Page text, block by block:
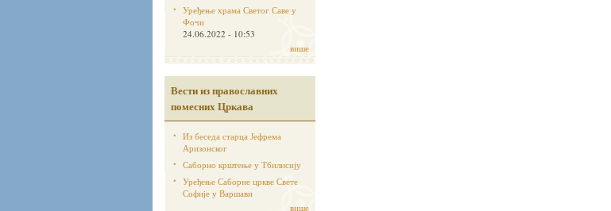
Уређење храма Светог Саве у
Фочи
24.06.2022 - 10:53
више
Вести из православних
помесних Цркава
Из беседа старца Јефрема
Аризонског
Саборно крштење у Тбилисију
Уређење Саборне цркве Свете
Софије у Варшави
више